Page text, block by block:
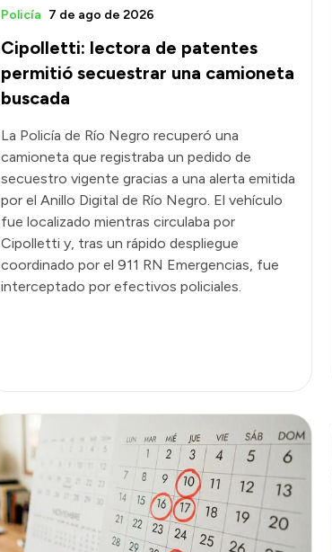
Cipolletti: lectora de patentes
permitió secuestrar una camioneta
buscada
Policía 7 de ago de 2026
La Policía de Río Negro recuperó una
camioneta que registraba un pedido de
secuestro vigente gracias a una alerta emitida
por el Anillo Digital de Río Negro. El vehículo
fue localizado mientras circulaba por
Cipolletti y, tras un rápido despliegue
coordinado por el 911 RN Emergencias, fue
interceptado por efectivos policiales.